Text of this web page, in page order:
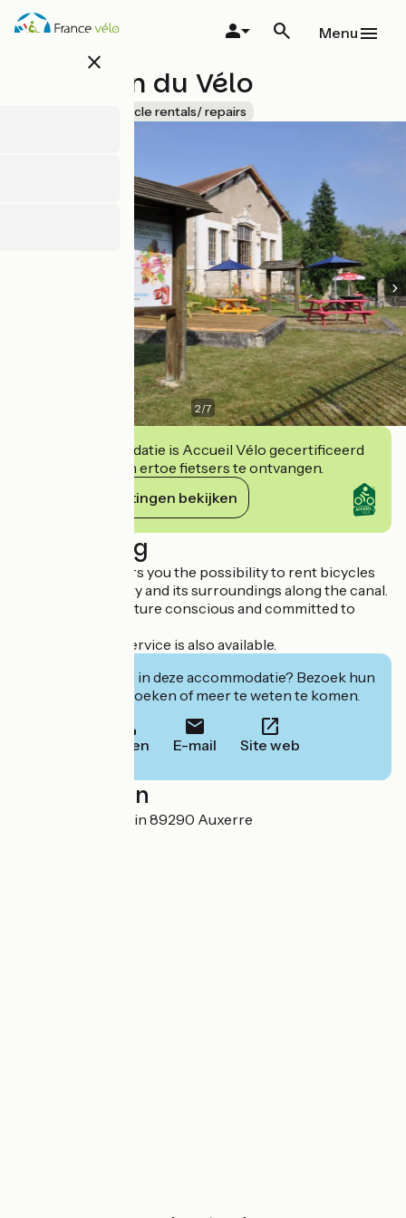
Overslaan
en
close
Menu
La Maison du Vélo
Bicycle rentals/ repairs
2/7
Deze accommodatie is Accueil Vélo gecertificeerd
en verbindt zich ertoe fietsers te ontvangen.
Haar verplichtingen bekijken
Beschrijving
Le Batardeau offers you the possibility to rent bicycles
to discover the city and its surroundings along the canal.
Le Batardeau is nature conscious and committed to
A bicycle repair service is also available.
Geïnteresseerd in deze accommodatie? Bezoek hun
website om te boeken of meer te weten te komen.
Bellen E-mail Site web
Localisation
Place Achille Ribain 89290 Auxerre